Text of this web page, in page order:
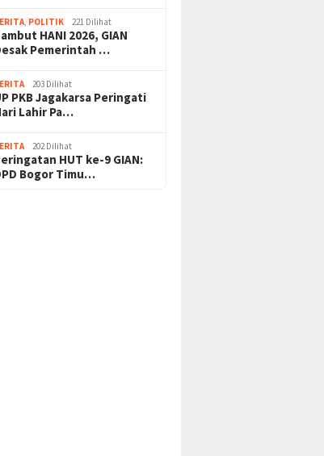
, POLITIK 221 Dilihat
HANI 2026, GIAN
Pemerintah …
203 Dilihat
PKB Jagakarsa Peringati
Lahir Pa…
202 Dilihat
HUT ke-9 GIAN:
Bogor Timu…